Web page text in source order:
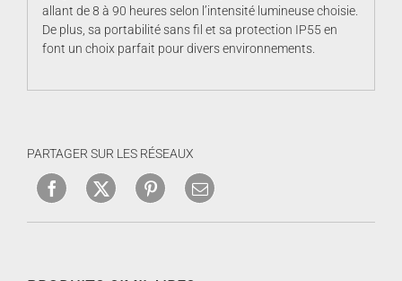
allant de 8 à 90 heures selon l’intensité lumineuse choisie.
De plus, sa portabilité sans fil et sa protection IP55 en
font un choix parfait pour divers environnements.
PARTAGER SUR LES RÉSEAUX